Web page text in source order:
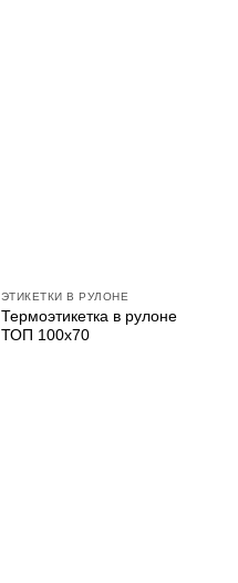
ЭТИКЕТКИ В РУЛОНЕ
Термоэтикетка в рулоне
ТОП 100х70